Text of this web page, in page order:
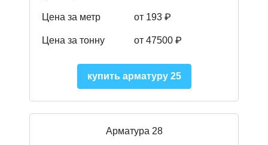
Цена за метр от 193 ₽
Цена за тонну от 47500 ₽
купить арматуру 25
Арматура 28